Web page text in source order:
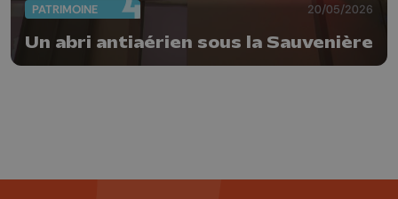
PATRIMOINE 20/05/2026
Un abri antiaérien sous la Sauvenière